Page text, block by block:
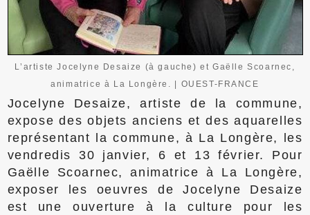
L’artiste Jocelyne Desaize (à gauche) et Gaëlle Scoarnec,
animatrice à La Longère. | OUEST-FRANCE
Jocelyne Desaize, artiste de la commune,
expose des objets anciens et des aquarelles
représentant la commune, à La Longère, les
vendredis 30 janvier, 6 et 13 février. Pour
Gaëlle Scoarnec, animatrice à La Longère,
exposer les oeuvres de Jocelyne Desaize
est une ouverture à la culture pour les